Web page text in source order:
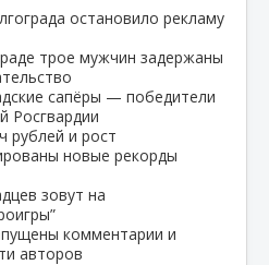
остановило рекламу
трое мужчин задержаны
сапёры — победители
Росгвардии
рублей и рост
новые рекорды
зовут на
комментарии и
авторов